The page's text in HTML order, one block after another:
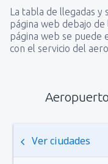
La tabla de llegadas y
página web debajo de
página web se puede
con el servicio del
Ver ciudades